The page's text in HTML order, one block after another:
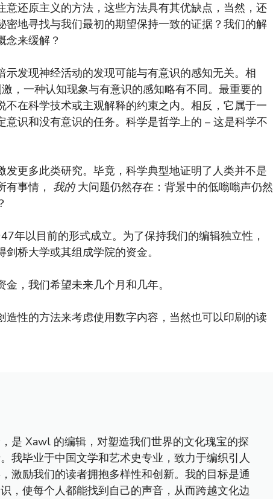
意还原主义的方法，这些方法具有其优缺点，当然，还
密地寻找与我们最初的期望保持一致的证据？我们的解
念来缓解？
发现神经活动的发现可能与有意识的感知无关。相
，一种认知现象与有意识的感知略有不同。最重要的
不在科学技术或主观解释的约束之内。相反，它属于一
识和没有意识的任务。科学是哲学上的 – 这是科学不
发更多此类研究。毕竟，科学典型地证明了人类并不是
事情， 我的大问题仍然存在：背景中的低嗡嗡声仍然
年以目前的形式成立。为了保持我们的编辑独立性，
桥大学或其组成学院的资金。
，我们希望未来几个月和几年。
造性的方法来考虑使用数字内容，当然也可以印刷的读
是 Xawl 的编辑，对塑造我们世界的文化瑰宝的探
我毕业于中国文学和艺术史专业，致力于编织引人
激励我们的读者拥抱多样性和创新。我的目标是通
，使每个人都能找到自己的声音，从而跨越文化边